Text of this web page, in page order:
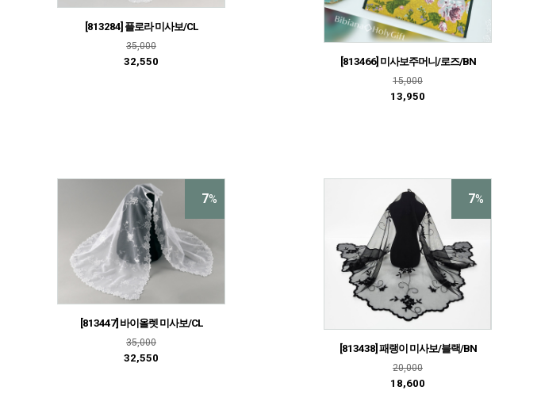
[813284] 플로라 미사보/CL
35,000
32,550 [813466] 미사보주머니/로즈/BN
15,000
13,950
7%
[813447] 바이올렛 미사보/CL
35,000
32,550
7%
[813438] 패랭이 미사보/블랙/BN
20,000
18,600